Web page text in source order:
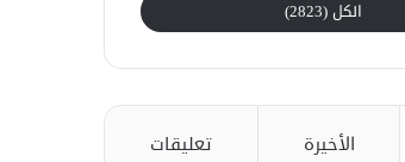
الكل (2823)
الأخيرة تعليقات